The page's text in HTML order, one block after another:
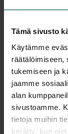
Tämä sivusto
Käytämme
räätälöimiseen,
tukemiseen ja
jaamme
alan
sivustoamme.
tietoja muihin
kerätty, kun
Vantaa:
Tulosta
Kaikki